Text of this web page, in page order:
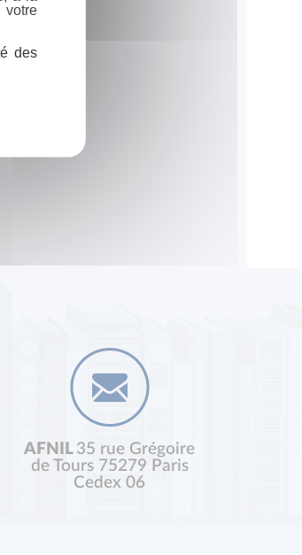
AFNIL 35 rue Grégoire
de Tours 75279 Paris
Cedex 06
votre
des